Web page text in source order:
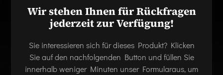
Wir stehen Ihnen für Rückfragen
jederzeit zur Verfügung!
Sie interessieren sich für dieses Produkt? Klicken
Sie auf den nachfolgenden Button und füllen Sie
innerhalb weniger Minuten unser Formularaus, um